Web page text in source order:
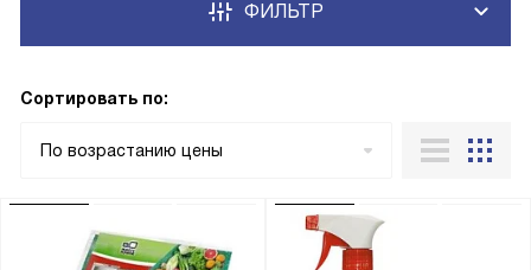
ФИЛЬТР
Сортировать по:
По возрастанию цены